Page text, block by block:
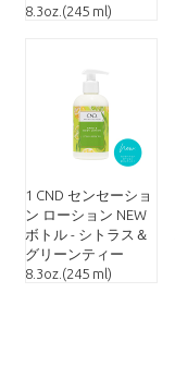
8.3oz.(245 ml)
1 CND センセーショ
ン ローション NEW
ボトル - シトラス＆
グリーンティー
8.3oz.(245 ml)